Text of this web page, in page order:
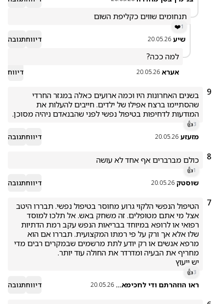
תנחומים שווים כקליפת השום
❤️1
שיע 20.05.26 דיווחתגובה
למה ככה?
אערא 20.05.26 דיווח
9
המודעות לדחיפות בטיפול נפשי לפני שהבנאדם ניהיה מסוכן.
👍3
מזעזע 20.05.26 דיווחתגובה
8 כולם מברברים אף אחד לא עושה
👍1
שוסטק 20.05.26 דיווחתגובה
7
יש ייעוץ
👍3
ראו הוזהרתם ודי לחכימא... 20.05.26 דיווחתגובה